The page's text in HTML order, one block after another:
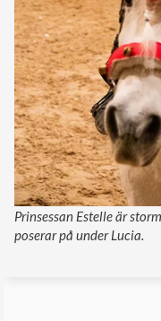
Prinsessan Estelle är
poserar på under Lucia.